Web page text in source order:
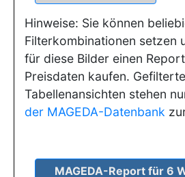
Hinweise: Sie können
Filterkombinationen setzen
für diese Bilder einen
Preisdaten kaufen. Gefilterte
Tabellenansichten stehen
der MAGEDA-Datenbank